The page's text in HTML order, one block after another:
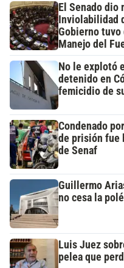
El Senado dio
Inviolabilidad
Gobierno tuvo
Manejo del
No le explotó
detenido en
femicidio de
Condenado
de prisión fue
de Senaf
Guillermo
no cesa la
Luis Juez
pelea que